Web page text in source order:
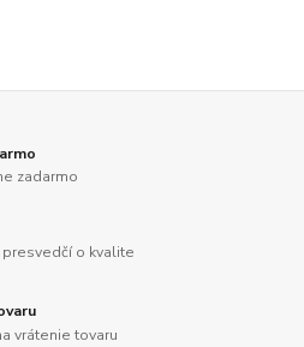
zadarmo
presvedčí o kvalite
vrátenie tovaru